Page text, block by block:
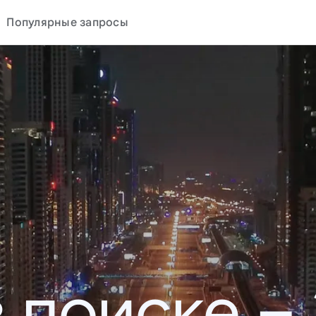
Популярные запросы